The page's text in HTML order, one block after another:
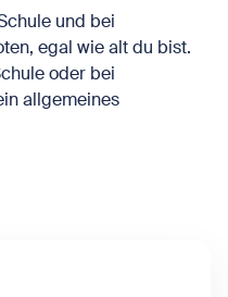
und bei
egal wie alt du bist.
oder bei
allgemeines